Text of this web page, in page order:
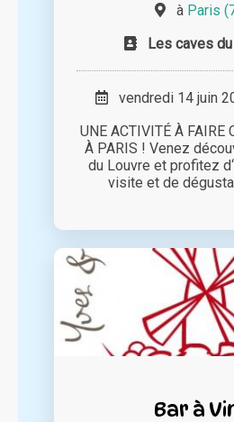
à Paris
Les caves
vendredi 14 juin
UNE ACTIVITÉ À FAIRE
À PARIS ! Venez
du Louvre et profitez
visite et de
Bar à